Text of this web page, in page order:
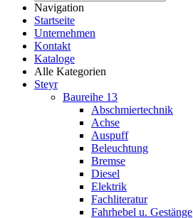
Navigation
Startseite
Unternehmen
Kontakt
Kataloge
Alle Kategorien
Steyr
Baureihe 13
Abschmiertechnik
Achse
Auspuff
Beleuchtung
Bremse
Diesel
Elektrik
Fachliteratur
Fahrhebel u. Gestänge